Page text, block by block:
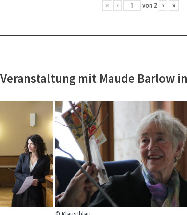
« ‹ von 2 › »
Veranstaltung mit Maude Barlow